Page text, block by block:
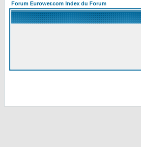
Forum Eurower.com Index du Forum